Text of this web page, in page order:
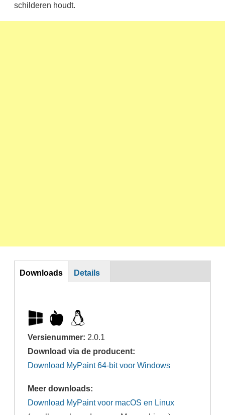
schilderen houdt.
Horizontal Tabs
Downloads
Details
Versienummer: 2.0.1
Download via de producent:
Download MyPaint 64-bit voor Windows
Meer downloads:
Download MyPaint voor macOS en Linux